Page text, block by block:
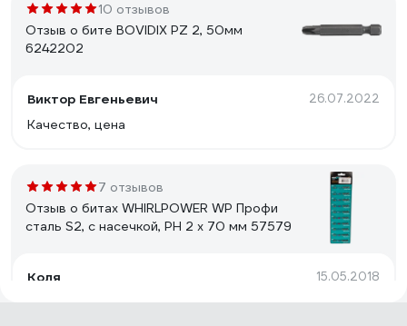
10 отзывов
Отзыв о бите BOVIDIX РZ 2, 50мм
6242202
Виктор Евгеньевич 26.07.2022
Качество, цена
7 отзывов
Отзыв о битах WHIRLPOWER WP Профи
сталь S2, с насечкой, РН 2 х 70 мм 57579
Коля 15.05.2018
Есть.